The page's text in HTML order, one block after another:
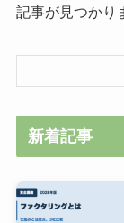
記事が見つかり
新着記事